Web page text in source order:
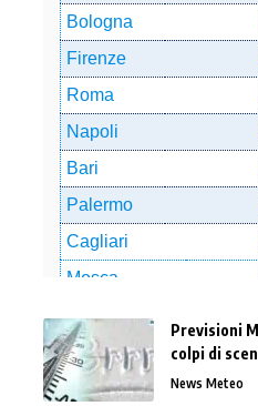
Previsioni
colpi di
News Meteo